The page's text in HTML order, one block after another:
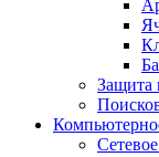
Защита